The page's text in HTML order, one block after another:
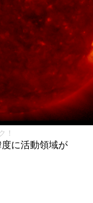
！
に活動領域が